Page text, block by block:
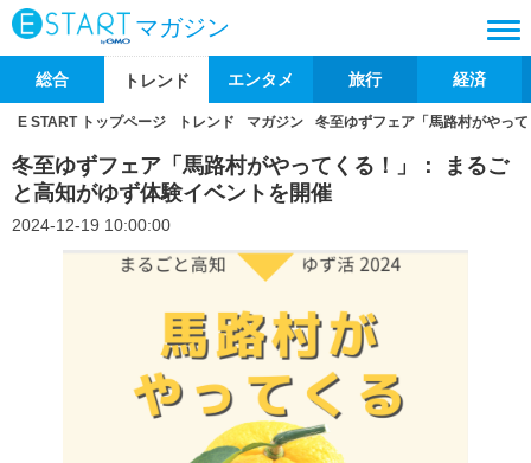
マガジン
総合 トレンド エンタメ 旅行 経済
E START トップページ トレンド マガジン 冬至ゆずフェア「馬路村がやっ
冬至ゆずフェア「馬路村がやってくる！」： まるご
と高知がゆず体験イベントを開催
2024-12-19 10:00:00